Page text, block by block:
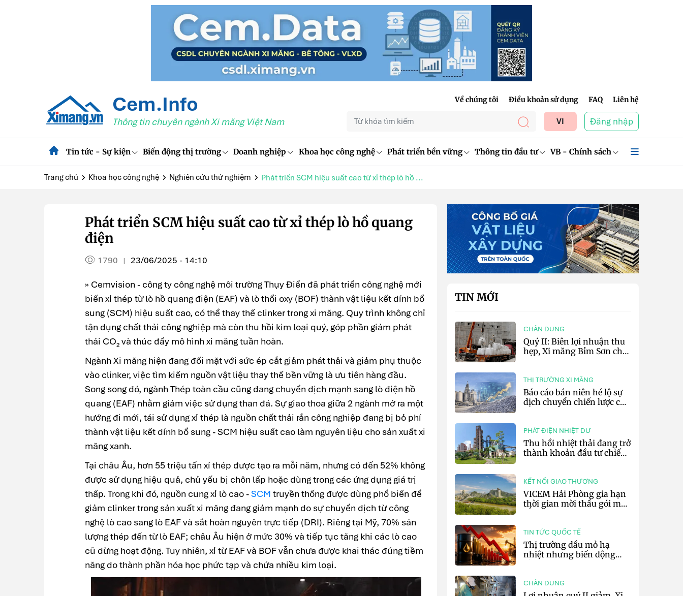
Cem.Info
Thông tin chuyên ngành Xi măng Việt Nam
Về chúng tôi Điều khoản sử dụng FAQ Liên hệ
VI Đăng nhập
Tin tức - Sự kiện Biến động thị trường Doanh nghiệp Khoa học công nghệ Phát triển bền vững Thông tin đầu tư VB - Chính sách
Trang chủ Khoa học công nghệ Nghiên cứu thử nghiệm Phát triển SCM hiệu suất cao từ xỉ thép lò hồ ...
Phát triển SCM hiệu suất cao từ xỉ thép lò hồ quang
điện
1790 | 23/06/2025 - 14:10
» Cemvision - công ty công nghệ môi trường Thụy Điển đã phát triển công nghệ mới
biến xỉ thép từ lò hồ quang điện (EAF) và lò thổi oxy (BOF) thành vật liệu kết dính bổ
sung (SCM) hiệu suất cao, có thể thay thế clinker trong xi măng. Quy trình không chỉ
tận dụng chất thải công nghiệp mà còn thu hồi kim loại quý, góp phần giảm phát
thải CO₂ và thúc đẩy mô hình xi măng tuần hoàn.
Ngành Xi măng hiện đang đối mặt với sức ép cắt giảm phát thải và giảm phụ thuộc
vào clinker, việc tìm kiếm nguồn vật liệu thay thế bền vững là ưu tiên hàng đầu.
Song song đó, ngành Thép toàn cầu cũng đang chuyển dịch mạnh sang lò điện hồ
quang (EAF) nhằm giảm việc sử dụng than đá. Sự giao thoa giữa 2 ngành mở ra một
hướng đi mới, tái sử dụng xỉ thép là nguồn chất thải rắn công nghiệp đang bị bỏ phí
thành vật liệu kết dính bổ sung - SCM hiệu suất cao làm nguyên liệu cho sản xuất xi
măng xanh.
Tại châu Âu, hơn 55 triệu tấn xỉ thép được tạo ra mỗi năm, nhưng có đến 52% không
được sử dụng hiệu quả, chủ yếu bị chôn lấp hoặc dùng trong các ứng dụng giá trị
thấp. Trong khi đó, nguồn cung xỉ lò cao -SCM truyền thống được dùng phổ biến để
giảm clinker trong sản xuất xi măng đang giảm mạnh do sự chuyển dịch từ công
nghệ lò cao sang lò EAF và sắt hoàn nguyên trực tiếp (DRI). Riêng tại Mỹ, 70% sản
lượng thép đến từ lò EAF; châu Âu hiện ở mức 30% và tiếp tục tăng khi các lò cao
cũ dừng hoạt động. Tuy nhiên, xỉ từ EAF và BOF vẫn chưa được khai thác đúng tiềm
năng do thành phần hóa học phức tạp và chứa nhiều kim loại.
TIN MỚI
CHÂN DUNG
Quý II: Biên lợi nhuận thu
hẹp, Xi măng Bỉm Sơn chỉ
THỊ TRƯỜNG XI MĂNG
Báo cáo bán niên hé lộ sự
dịch chuyển chiến lược của
PHÁT ĐIỆN NHIỆT DƯ
Thu hồi nhiệt thải đang trở
thành khoản đầu tư chiến
KẾT NỐI GIAO THƯƠNG
VICEM Hải Phòng gia hạn
thời gian mời thầu gói mua
TIN TỨC QUỐC TẾ
Thị trường dầu mỏ hạ
nhiệt nhưng biến động
CHÂN DUNG